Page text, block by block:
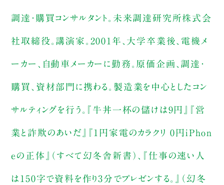
調達・購買コンサルタント。未来調達研究所株式会
社取締役。講演家。2001年、大学卒業後、電機メ
ーカー、自動車メーカーに勤務。原価企画、調達・
購買、資材部門に携わる。製造業を中心としたコン
サルティングを行う。『牛丼一杯の儲けは9円』『営
業と詐欺のあいだ』『1円家電のカラクリ 0円iPhon
eの正体』（すべて幻冬舎新書）、『仕事の速い人
は150字で資料を作り3分でプレゼンする。』（幻冬